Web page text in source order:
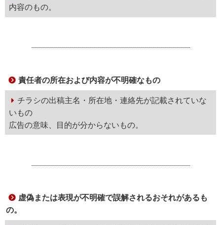
内容のもの。
責任者の所在および内容が不明確なもの
チラシの出稿主名・所在地・連絡先が記載されていな
いもの
広告の意味、目的が分からないもの。
虚偽または表現が不明確で誤解されるおそれがあるも
の。